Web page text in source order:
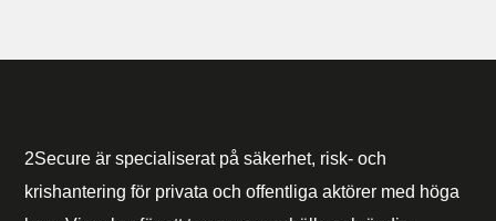
2Secure är specialiserat på säkerhet, risk- och
krishantering för privata och offentliga aktörer med höga